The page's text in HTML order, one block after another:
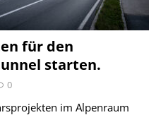
für den
starten.
0
im Alpenraum